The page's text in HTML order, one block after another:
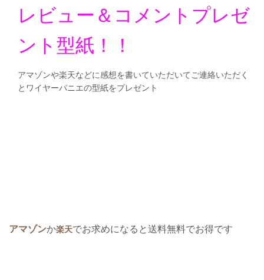
レビュー＆コメントプレゼ
ント型紙！！
アマゾンや楽天などに感想を書いていただいてご連絡いただく
とワイヤーパニエの型紙をプレゼント
アマゾンか楽天でお求めになると送料無料でお得です